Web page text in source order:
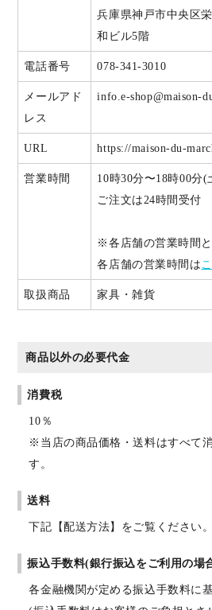
兵庫県神戸市中央区
和ビル5階
電話番号 078-341-3010
メールアド
レス
info.e-shop@maison-
URL https://maison-du-
営業時間
10時30分〜18時00分(
ご注文は24時間受付
※各店舗の営業時間と
各店舗の営業時間は
取扱商品 家具・雑貨
商品以外の必要代金
消費税
10％
※当店の商品価格・送料はすべて
す。
送料
下記【配送方法】をご覧ください。
振込手数料(銀行振込をご利用の場
各金融機関が定める振込手数料に